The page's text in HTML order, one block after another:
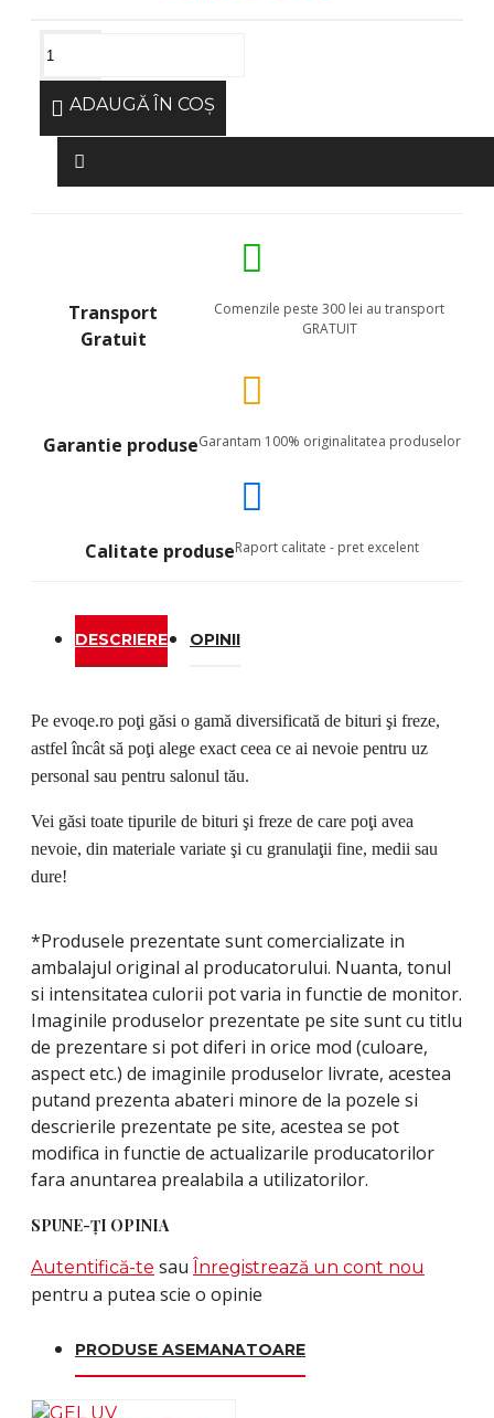
ADAUGĂ ÎN COŞ
Transport
Gratuit
Comenzile peste 300 lei au transport
GRATUIT
Garantie produseGarantam 100% originalitatea produselor
Calitate produseRaport calitate - pret excelent
DESCRIERE OPINII
Pe evoqe.ro poţi găsi o gamă diversificată de bituri şi freze,
astfelîncât să poţi alege exact ceea ce ai nevoie pentru uz
personal sau pentru salonul tău.
Vei găsi toate tipurile de bituri şi freze de care poţi avea
nevoie, din materiale variate şi cu granulaţii fine, medii sau
dure!
*Produsele prezentate sunt comercializate in
ambalajul original al producatorului. Nuanta, tonul
si intensitatea culorii pot varia in functie de monitor.
Imaginile produselor prezentate pe site sunt cu titlu
de prezentare si pot diferi in orice mod (culoare,
aspect etc.) de imaginile produselor livrate, acestea
putand prezenta abateri minore de la pozele si
descrierile prezentate pe site, acestea se pot
modifica in functie de actualizarile producatorilor
fara anuntarea prealabila a utilizatorilor.
SPUNE-ŢI OPINIA
Autentifică-te sau Înregistrează un cont nou
pentru a putea scie o opinie
PRODUSE ASEMANATOARE